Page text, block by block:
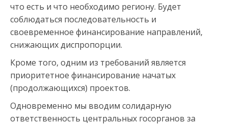
что есть и что необходимо региону. Будет
соблюдаться последовательность и
своевременное финансирование направлений,
снижающих диспропорции.
Кроме того, одним из требований является
приоритетное финансирование начатых
(продолжающихся) проектов.
Одновременно мы вводим солидарную
ответственность центральных госорганов за